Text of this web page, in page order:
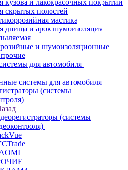
кузова и лакокрасочных покрытий
скрытых полостей
мастика
днища и арок шумоизоляция
и шумоизоляционные
для автомобиля
системы для автомобиля
(системы
(системы